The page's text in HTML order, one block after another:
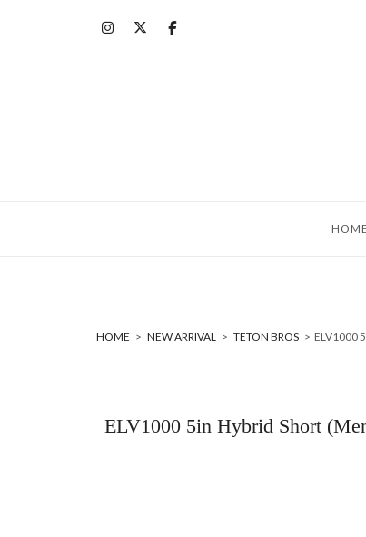
HOME
HOME > NEW ARRIVAL > TETON BROS > ELV1000
ELV1000 5in Hybrid Short